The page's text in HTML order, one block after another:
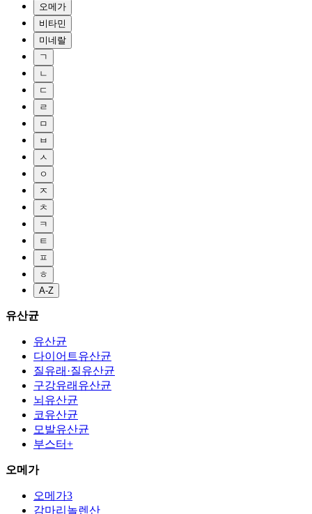
오메가
비타민
미네랄
ㄱ
ㄴ
ㄷ
ㄹ
ㅁ
ㅂ
ㅅ
ㅇ
ㅈ
ㅊ
ㅋ
ㅌ
ㅍ
ㅎ
A-Z
유산균
유산균
다이어트유산균
질유래·질유산균
구강유래유산균
뇌유산균
코유산균
모발유산균
부스터+
오메가
오메가3
감마리놀렌산